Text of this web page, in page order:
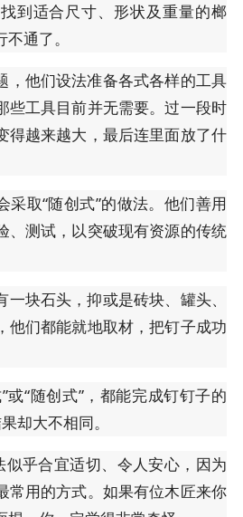
到适合尺寸、形状及重量的榔
通了。
，他们设法准备各式各样的工具
些工具目前并无需要。过一段时
得越来越大，最后连里面放了什
采取“随创式”的做法。他们善用
、测试，以突破现有资源的传统
块石头，抑或是砖块、罐头、
他们都能就地取材，把钉子成功
或“随创式”，都能完成钉钉子的
却大不相同。
似乎合宜适切、令人安心，因为
常用的方式。如果有位木匠来你